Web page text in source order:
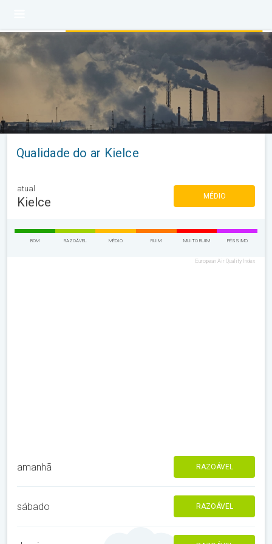
Qualidade do ar Kielce
atual
Kielce MÉDIO
BOM RAZOÁVEL MÉDIO RUIM MUITO RUIM PÉSSIMO
European Air Quality Index
amanhã RAZOÁVEL
sábado RAZOÁVEL